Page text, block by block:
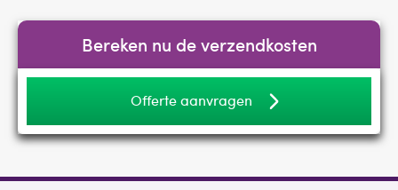
Bereken nu de verzendkosten
Offerte aanvragen